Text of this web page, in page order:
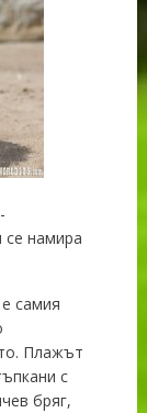
се намира
самия
Плажът
с
бряг,